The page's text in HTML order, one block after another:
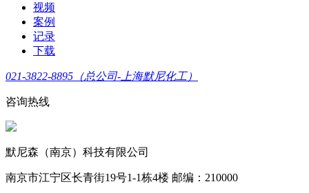
视频
案例
记录
下载
021-3822-8895（总公司-上海默尼化工）
咨询热线
默尼森（南京）科技有限公司
南京市江宁区长青街19号1-1栋4楼 邮编：210000